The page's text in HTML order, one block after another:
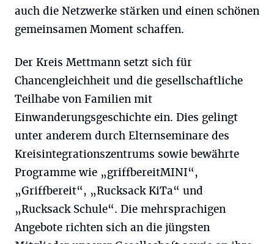
auch die Netzwerke stärken und einen schönen
gemeinsamen Moment schaffen.
Der Kreis Mettmann setzt sich für
Chancengleichheit und die gesellschaftliche
Teilhabe von Familien mit
Einwanderungsgeschichte ein. Dies gelingt
unter anderem durch Elternseminare des
Kreisintegrationszentrums sowie bewährte
Programme wie „griffbereitMINI“,
„Griffbereit“, „Rucksack KiTa“ und
„Rucksack Schule“. Die mehrsprachigen
Angebote richten sich an die jüngsten